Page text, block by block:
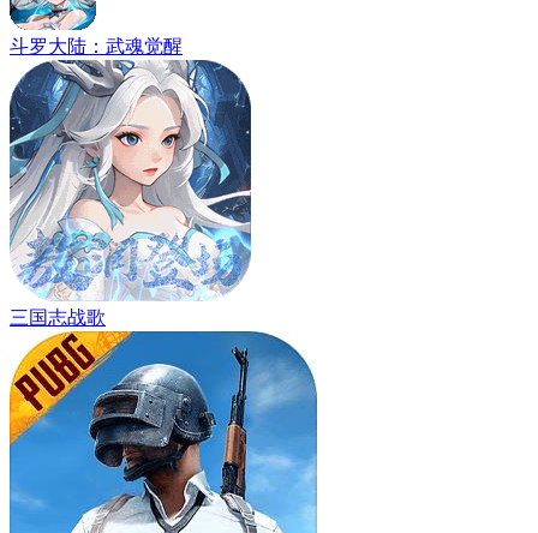
斗罗大陆：武魂觉醒
三国志战歌